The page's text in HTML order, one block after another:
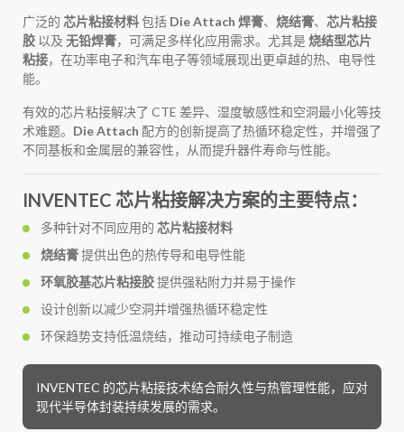
广泛的 芯片粘接材料包括 Die Attach 焊膏、 烧结膏、 芯片粘接
胶 以及 无铅焊膏，可满足多样化应用需求。尤其是烧结型芯片
粘接，在功率电子和汽车电子等领域展现出更卓越的热、电导性
能。
有效的芯片粘接解决了 CTE 差异、湿度敏感性和空洞最小化等技
术难题。 Die Attach 配方的创新提高了热循环稳定性，并增强了
不同基板和金属层的兼容性，从而提升器件寿命与性能。
INVENTEC 芯片粘接解决方案的主要特点：
多种针对不同应用的 芯片粘接材料
烧结膏提供出色的热传导和电导性能
环氧胶基芯片粘接胶提供强粘附力并易于操作
设计创新以减少空洞并增强热循环稳定性
环保趋势支持低温烧结，推动可持续电子制造
INVENTEC 的芯片粘接技术结合耐久性与热管理性能，应对
现代半导体封装持续发展的需求。